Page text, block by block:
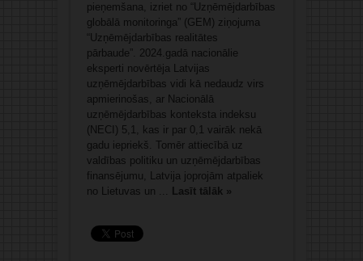
pieņemšana, izriet no “Uzņēmējdarbības
globālā monitoringa” (GEM) ziņojuma
“Uzņēmējdarbības realitātes
pārbaude”. 2024.gadā nacionālie
eksperti novērtēja Latvijas
uzņēmējdarbības vidi kā nedaudz virs
apmierinošas, ar Nacionālā
uzņēmējdarbības konteksta indeksu
(NECI) 5,1, kas ir par 0,1 vairāk nekā
gadu iepriekš. Tomēr attiecībā uz
valdības politiku un uzņēmējdarbības
finansējumu, Latvija joprojām atpaliek
no Lietuvas un ... Lasīt tālāk »